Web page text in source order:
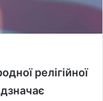
релігійної